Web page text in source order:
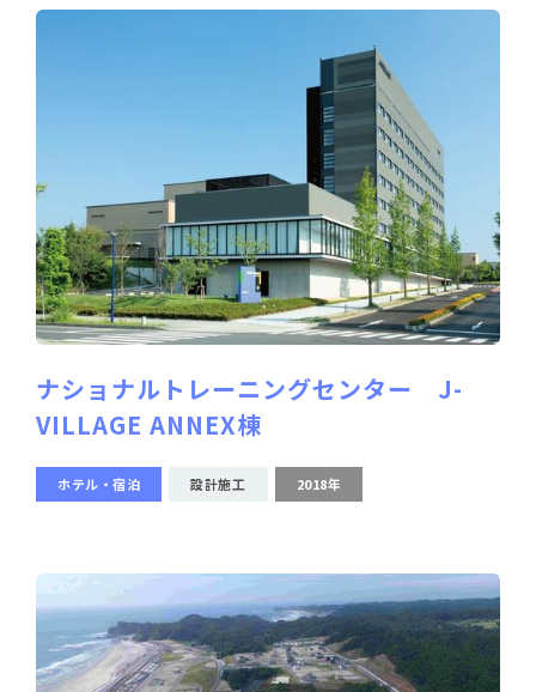
ナショナルトレーニングセンター J-
VILLAGE ANNEX棟
ホテル・宿泊 設計施工 2018年